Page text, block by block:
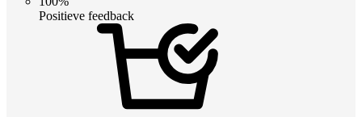
Positieve feedback